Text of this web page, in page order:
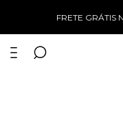
FRETE GRÁTIS